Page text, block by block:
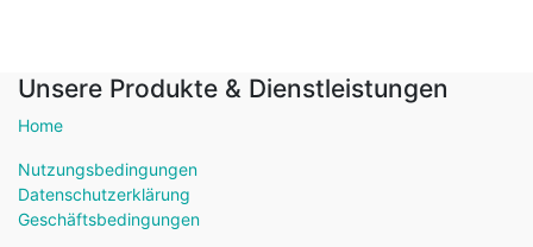
Unsere Produkte & Dienstleistungen
Home
Nutzungsbedingungen
Datenschutzerklärung
Geschäftsbedingungen